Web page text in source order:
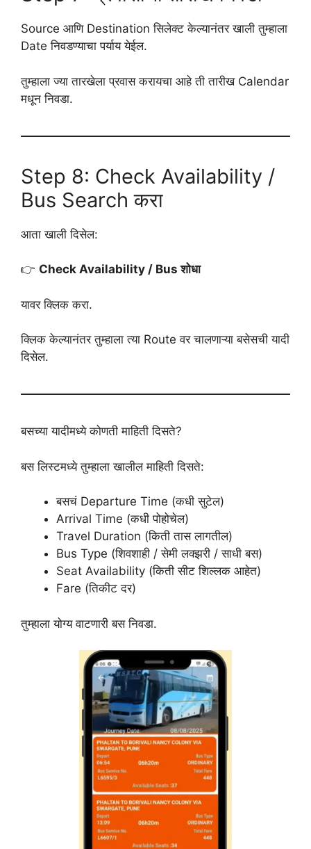
Source आणि Destination सिलेक्ट केल्यानंतर खाली तुम्हाला
Date निवडण्याचा पर्याय येईल.
तुम्हाला ज्या तारखेला प्रवास करायचा आहे ती तारीख Calendar
मधून निवडा.
Step 8: Check Availability /
Bus Search करा
आता खाली दिसेल:
👉 Check Availability / Bus शोधा
यावर क्लिक करा.
क्लिक केल्यानंतर तुम्हाला त्या Route वर चालणाऱ्या बसेसची यादी
दिसेल.
बसच्या यादीमध्ये कोणती माहिती दिसते?
बस लिस्टमध्ये तुम्हाला खालील माहिती दिसते:
बसचं Departure Time (कधी सुटेल)
Arrival Time (कधी पोहोचेल)
Travel Duration (किती तास लागतील)
Bus Type (शिवशाही / सेमी लक्झरी / साधी बस)
Seat Availability (किती सीट शिल्लक आहेत)
Fare (तिकीट दर)
तुम्हाला योग्य वाटणारी बस निवडा.